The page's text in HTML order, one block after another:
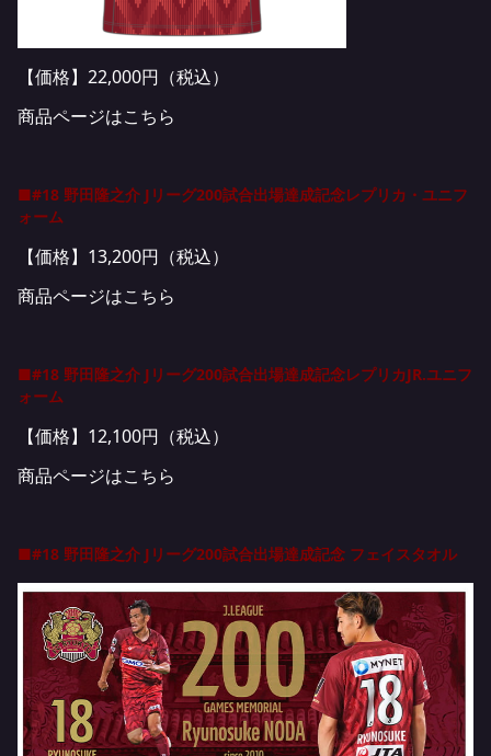
【価格】22,000円（税込）
商品ページはこちら
■#18 野田隆之介 Jリーグ200試合出場達成記念レプリカ・ユニフ
ォーム
【価格】13,200円（税込）
商品ページはこちら
■#18 野田隆之介 Jリーグ200試合出場達成記念レプリカJR.ユニフ
ォーム
【価格】12,100円（税込）
商品ページはこちら
■#18 野田隆之介 Jリーグ200試合出場達成記念 フェイスタオル